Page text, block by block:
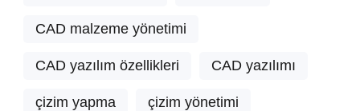
CAD malzeme yönetimi
CAD yazılım özellikleri CAD yazılımı
çizim yapma çizim yönetimi